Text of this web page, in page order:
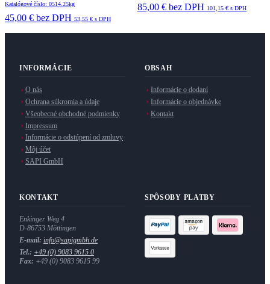
Katalógové číslo: 0514.25kg
45,00 € bez DPH 53,55 € s DPH
85,00 € bez DPH 101,15 € s DPH
INFORMÁCIE
O nás
Ochrana súkromia a údaje
Všeobecné obchodné podmienky
Impressum
Informácie o odstúpení od zmluvy
Môj účet
SAPI GmbH
OBSAH
Informácie o dodaní
Informácie o objednávke
Kontakt
KONTAKT
Enkinger Weg 4
D-86753 Möttingen
E-mail: info@sapigmbh.de
Tel.: +49 (0) 9083 9615 0
Fax: +49 (0) 9083 9615 99
SPÔSOBY PLATBY